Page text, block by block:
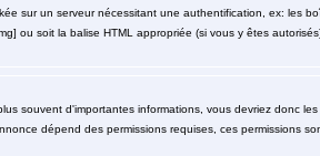
sur un serveur nécessitant une authentification, ex: les
ou soit la balise HTML appropriée (si vous y êtes
souvent d'importantes informations, vous devriez donc
dépend des permissions requises, ces permissions